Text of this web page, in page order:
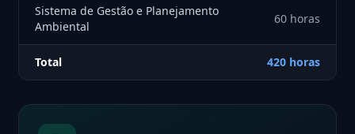
Sistema de Gestão e Planejamento
Ambiental
60 horas
Total 420 horas